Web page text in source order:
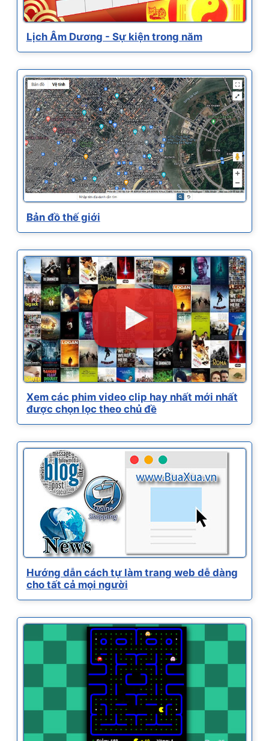
Lịch Âm Dương - Sự kiện trong năm
Bản đồ thế giới
Xem các phim video clip hay nhất mới nhất
được chọn lọc theo chủ đề
Hướng dẫn cách tự làm trang web dễ dàng
cho tất cả mọi người